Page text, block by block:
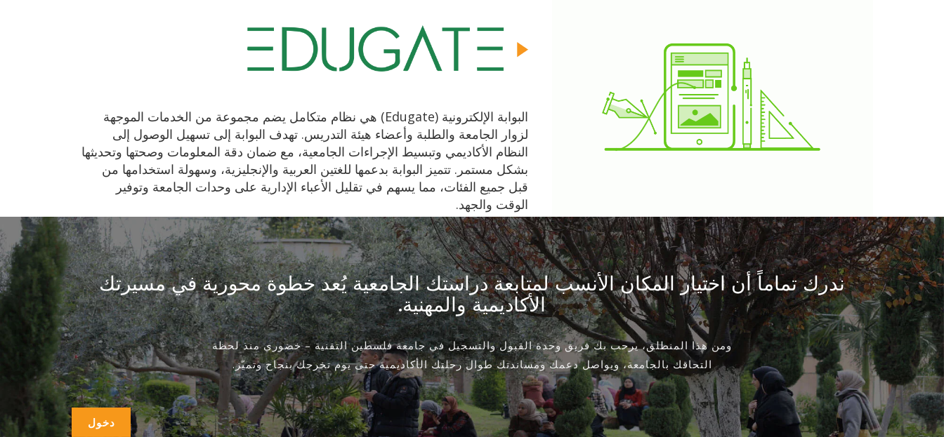
البوابة الإلكترونية (Edugate) هي نظام متكامل يضم مجموعة من الخدمات الموجهة
لزوار الجامعة والطلبة وأعضاء هيئة التدريس. تهدف البوابة إلى تسهيل الوصول إلى
النظام الأكاديمي وتبسيط الإجراءات الجامعية، مع ضمان دقة المعلومات وصحتها وتحديثها
بشكل مستمر. تتميز البوابة بدعمها للغتين العربية والإنجليزية، وسهولة استخدامها من
قبل جميع الفئات، مما يسهم في تقليل الأعباء الإدارية على وحدات الجامعة وتوفير
الوقت والجهد.
ندرك تماماً أن اختيار المكان الأنسب لمتابعة دراستك الجامعية يُعد خطوة محورية في مسيرتك
الأكاديمية والمهنية.
ومن هذا المنطلق، يرحب بك فريق وحدة القبول والتسجيل في جامعة فلسطين التقنية – خضوري منذ لحظة
التحاقك بالجامعة، ويواصل دعمك ومساندتك طوال رحلتك الأكاديمية حتى يوم تخرجك بنجاح وتميّز.
دخول